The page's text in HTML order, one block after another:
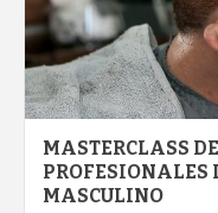
MASTERCLASS
PROFESIONALES
MASCULINO